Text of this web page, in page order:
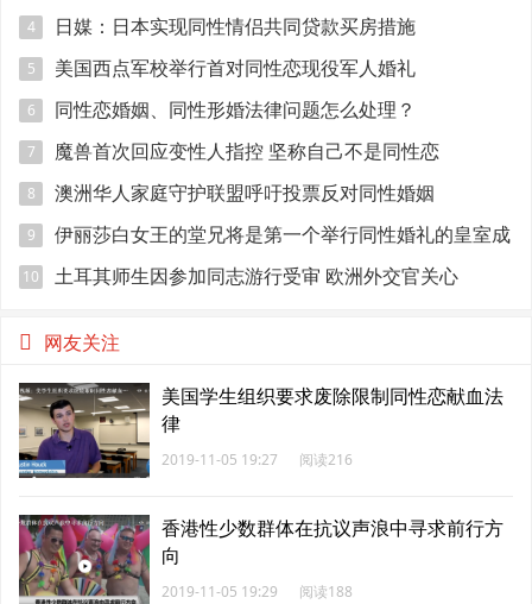
4 日媒：日本实现同性情侣共同贷款买房措施
5 美国西点军校举行首对同性恋现役军人婚礼
6 同性恋婚姻、同性形婚法律问题怎么处理？
7 魔兽首次回应变性人指控 坚称自己不是同性恋
8 澳洲华人家庭守护联盟呼吁投票反对同性婚姻
9
伊丽莎白女王的堂兄将是第一个举行同性婚礼的皇室成
员
10 土耳其师生因参加同志游行受审 欧洲外交官关心
网友关注
美国学生组织要求废除限制同性恋献血法
律
2019-11-05 19:27 阅读216
香港性少数群体在抗议声浪中寻求前行方
向
2019-11-05 19:29 阅读188